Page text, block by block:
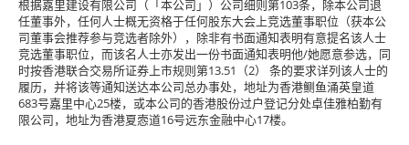
根据嘉里建设有限公司（「本公司」）公司细则第103条，除本公司退
任董事外，任何人士概无资格于任何股东大会上竞选董事职位（获本公
司董事会推荐参与竞选者除外），除非有书面通知表明有意提名该人士
竞选董事职位，而该名人士亦发出一份书面通知表明他/她愿意参选，同
时按香港联合交易所证券上市规则第13.51（2） 条的要求详列该人士的
履历，并将该等通知送达本公司总办事处，地址为香港鲗鱼涌英皇道
683号嘉里中心25楼，或本公司的香港股份过户登记分处卓佳雅柏勤有
限公司，地址为香港夏悫道16号远东金融中心17楼。